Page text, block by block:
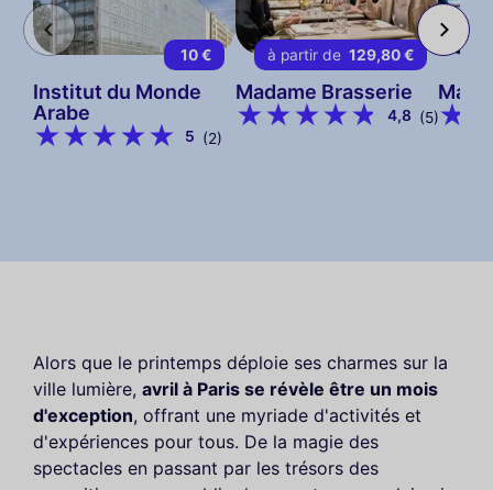
10 €
Institut du Monde
Arabe
5 (2)
à partir de 129,80 €
Madame Brasserie
4,8 (5)
Alors que le printemps déploie ses charmes sur la
ville lumière, avril à Paris se révèle être un mois
d'exception, offrant une myriade d'activités et
d'expériences pour tous. De la magie des
spectacles en passant par les trésors des